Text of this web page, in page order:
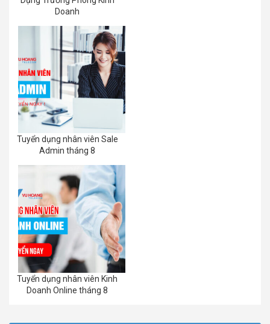
Doanh
Tuyển dụng nhân viên Sale
Admin tháng 8
Tuyển dụng nhân viên Kinh
Doanh Online tháng 8